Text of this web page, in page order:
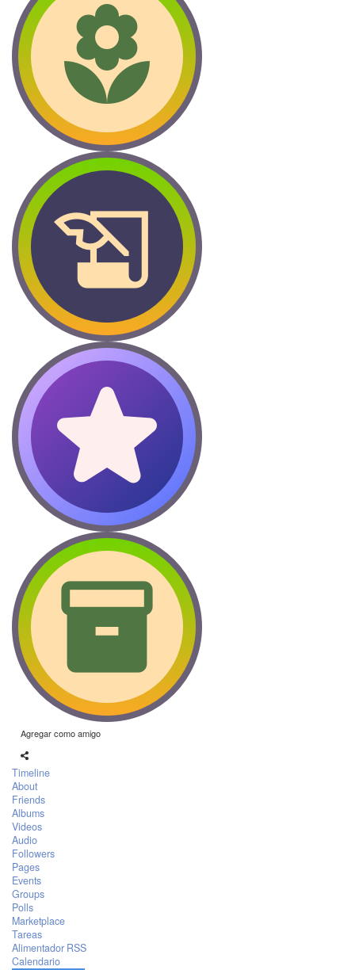
Agregar como amigo
Timeline
About
Friends
Albums
Videos
Audio
Followers
Pages
Events
Groups
Polls
Marketplace
Tareas
Alimentador RSS
Calendario